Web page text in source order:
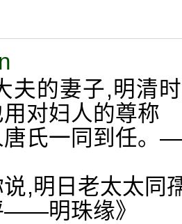
夫的妻子,明清
对妇人的尊称
唐氏一同到任。
说,明日老太太
——明珠缘》